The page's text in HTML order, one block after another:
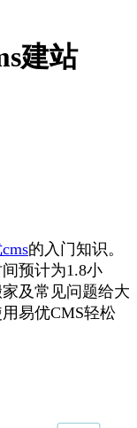
建站
的入门知识。
预计为1.8小
及常见问题给大
易优CMS轻松